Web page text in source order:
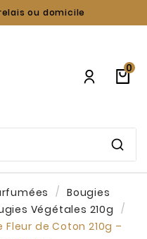
ou domicile
0
Bougies
Végétales 210g
de Coton 210g –